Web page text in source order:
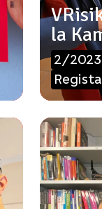
la
2/2023
Regista